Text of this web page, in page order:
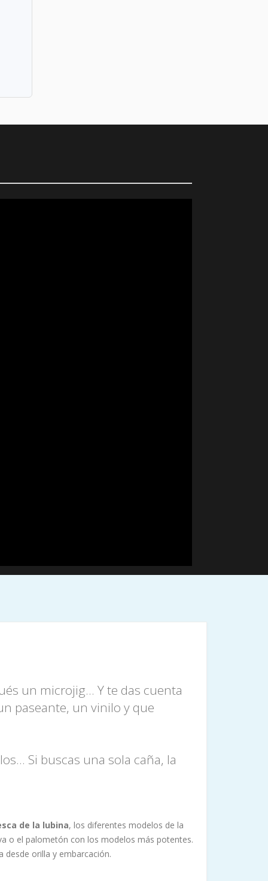
un microjig... Y te das cuenta
paseante, un vinilo y que
Si buscas una sola caña, la
de la lubina, los diferentes modelos de la
o el palometón con los modelos más potentes.
desde orilla y embarcación.